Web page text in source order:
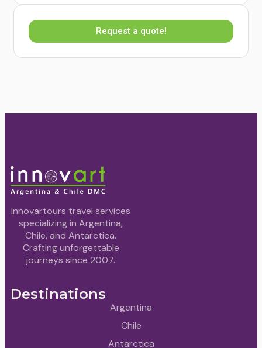
Request a quote!
Innovartours travel services
specializing in Argentina,
Chile, and Antarctica.
Crafting unforgettable
journeys since 2007.
Destinations
Argentina
Chile
Antarctica